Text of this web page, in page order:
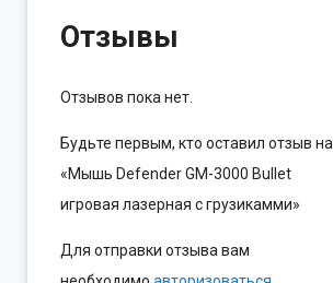
Отзывы
Отзывов пока нет.
Будьте первым, кто оставил отзыв на
«Мышь Defender GM-3000 Bullet
игровая лазерная с грузикамми»
Для отправки отзыва вам